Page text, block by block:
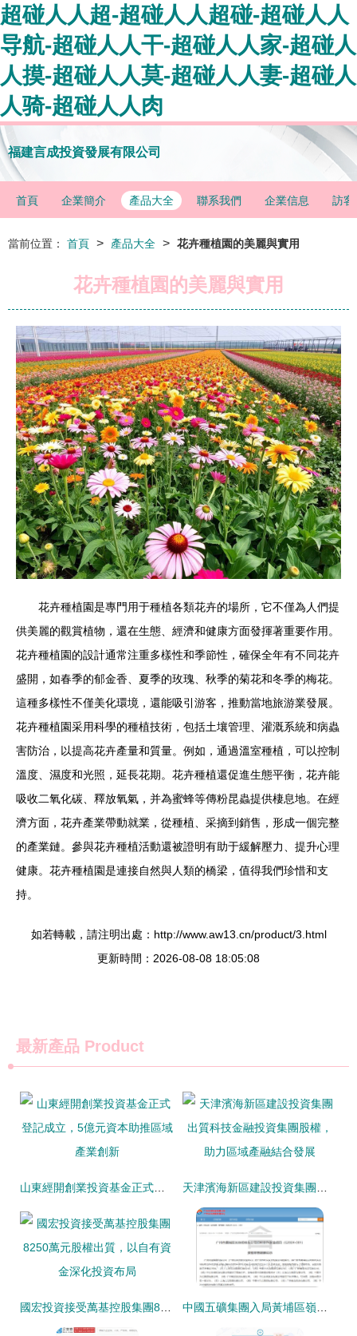
超碰人人超-超碰人人超碰-超碰人人
导航-超碰人人干-超碰人人家-超碰人
人摸-超碰人人莫-超碰人人妻-超碰人
人骑-超碰人人肉
福建言成投資發展有限公司
首頁 企業簡介 產品大全 聯系我們 企業信息 訪客
當前位置： 首頁 > 產品大全 > 花卉種植園的美麗與實用
花卉種植園的美麗與實用
花卉種植園是專門用于種植各類花卉的場所，它不僅為人們提
供美麗的觀賞植物，還在生態、經濟和健康方面發揮著重要作用。
花卉種植園的設計通常注重多樣性和季節性，確保全年有不同花卉
盛開，如春季的郁金香、夏季的玫瑰、秋季的菊花和冬季的梅花。
這種多樣性不僅美化環境，還能吸引游客，推動當地旅游業發展。
花卉種植園采用科學的種植技術，包括土壤管理、灌溉系統和病蟲
害防治，以提高花卉產量和質量。例如，通過溫室種植，可以控制
溫度、濕度和光照，延長花期。花卉種植還促進生態平衡，花卉能
吸收二氧化碳、釋放氧氣，并為蜜蜂等傳粉昆蟲提供棲息地。在經
濟方面，花卉產業帶動就業，從種植、采摘到銷售，形成一個完整
的產業鏈。參與花卉種植活動還被證明有助于緩解壓力、提升心理
健康。花卉種植園是連接自然與人類的橋梁，值得我們珍惜和支
持。
如若轉載，請注明出處：http://www.aw13.cn/product/3.html
更新時間：2026-08-08 18:05:08
最新產品 Product
山東經開創業投資基金正式登記成立，5億元資本助推區域產業創新 天津濱海新區建設投資集團出質科技金融投資集團股權，助力區域產融結合發展
國宏投資接受萬基控股集團8250萬元股權出質，以自有資金深化投資布局 中國五礦集團入局黃埔區嶺頭舊改項目，以自有資金開啟城市更新新篇章